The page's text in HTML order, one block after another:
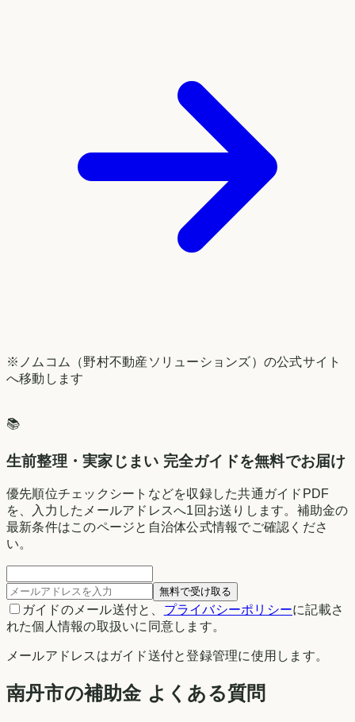
※ノムコム（野村不動産ソリューションズ）の公式サイト
へ移動します
📚
生前整理・実家じまい 完全ガイドを無料でお届け
優先順位チェックシートなどを収録した共通ガイドPDF
を、入力したメールアドレスへ1回お送りします。補助金の
最新条件はこのページと自治体公式情報でご確認くださ
い。
無料で受け取る
ガイドのメール送付と、 プライバシーポリシーに記載さ
れた個人情報の取扱いに同意します。
メールアドレスはガイド送付と登録管理に使用します。
南丹市の補助金 よくある質問